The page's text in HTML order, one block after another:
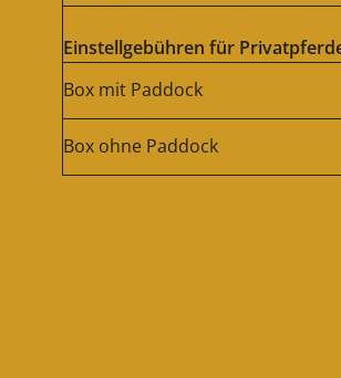
Einstellgebühren für
Box mit Paddock
Box ohne Paddock